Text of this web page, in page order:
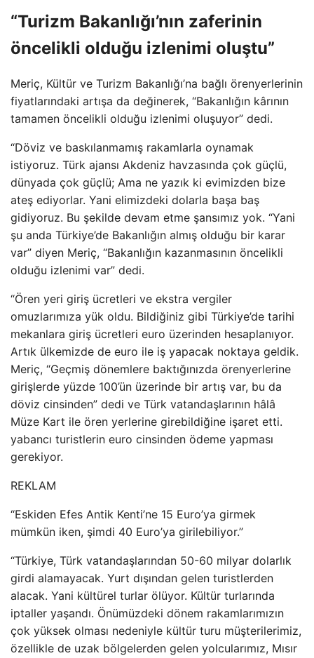
“Turizm Bakanlığı’nın zaferinin
öncelikli olduğu izlenimi oluştu”
Meriç, Kültür ve Turizm Bakanlığı’na bağlı örenyerlerinin
fiyatlarındaki artışa da değinerek, “Bakanlığın kârının
tamamen öncelikli olduğu izlenimi oluşuyor” dedi.
“Döviz ve baskılanmamış rakamlarla oynamak
istiyoruz. Türk ajansı Akdeniz havzasında çok güçlü,
dünyada çok güçlü; Ama ne yazık ki evimizden bize
ateş ediyorlar. Yani elimizdeki dolarla başa baş
gidiyoruz. Bu şekilde devam etme şansımız yok. “Yani
şu anda Türkiye’de Bakanlığın almış olduğu bir karar
var” diyen Meriç, “Bakanlığın kazanmasının öncelikli
olduğu izlenimi var” dedi.
“Ören yeri giriş ücretleri ve ekstra vergiler
omuzlarımıza yük oldu. Bildiğiniz gibi Türkiye’de tarihi
mekanlara giriş ücretleri euro üzerinden hesaplanıyor.
Artık ülkemizde de euro ile iş yapacak noktaya geldik.
Meriç, “Geçmiş dönemlere baktığınızda örenyerlerine
girişlerde yüzde 100’ün üzerinde bir artış var, bu da
döviz cinsinden” dedi ve Türk vatandaşlarının hâlâ
Müze Kart ile ören yerlerine girebildiğine işaret etti.
yabancı turistlerin euro cinsinden ödeme yapması
gerekiyor.
REKLAM
“Eskiden Efes Antik Kenti’ne 15 Euro’ya girmek
mümkün iken, şimdi 40 Euro’ya girilebiliyor.”
“Türkiye, Türk vatandaşlarından 50-60 milyar dolarlık
girdi alamayacak. Yurt dışından gelen turistlerden
alacak. Yani kültürel turlar ölüyor. Kültür turlarında
iptaller yaşandı. Önümüzdeki dönem rakamlarımızın
çok yüksek olması nedeniyle kültür turu müşterilerimiz,
özellikle de uzak bölgelerden gelen yolcularımız, Mısır